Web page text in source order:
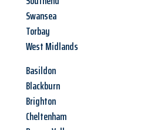
Swansea
Torbay
West Midlands
Basildon
Blackburn
Brighton
Cheltenham